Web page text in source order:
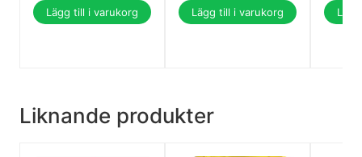
Lägg till i varukorg Lägg till i varukorg
Liknande produkter